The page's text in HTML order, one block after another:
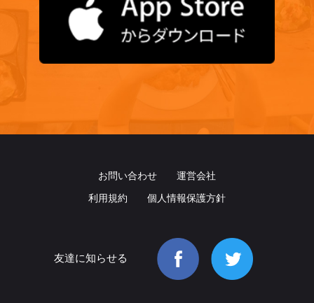
お問い合わせ
運営会社
利用規約
個人情報保護方針
友達に知らせる